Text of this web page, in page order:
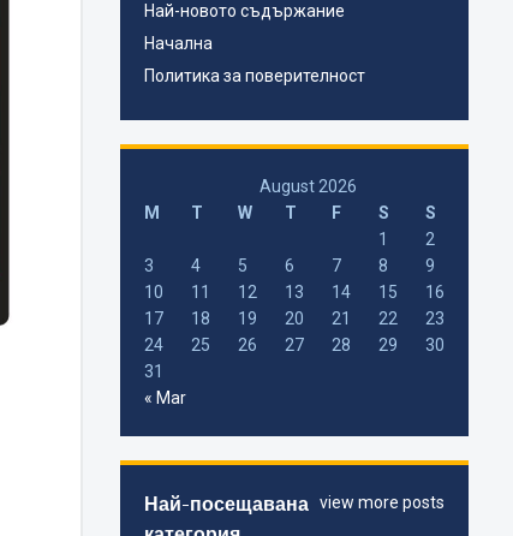
Най-новото съдържание
Начална
Политика за поверителност
August 2026
M
T W T F S
S
1
2
3
4 5 6 7 8
9
10
11 12 13 14 15
16
17
18 19 20 21 22
23
24
25 26 27 28 29
30
31
« Mar
view more posts
Най-посещавана